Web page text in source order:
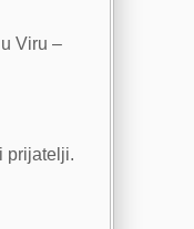
Viru –
prijatelji.